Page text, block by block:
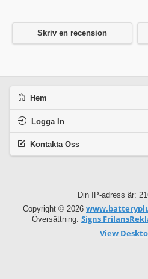
Skriv en recension
Hem
Logga In
Kontakta Oss
Din IP-adress är:
Copyright © 2026
Översättning: Signs
View